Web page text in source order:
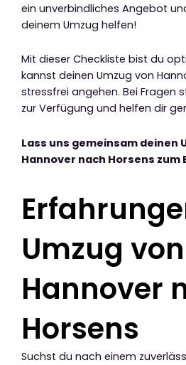
ein unverbindliches Angebot
deinem Umzug helfen!
Mit dieser Checkliste bist du
kannst deinen Umzug von
stressfrei angehen. Bei Fragen
zur Verfügung und helfen dir
Lass uns gemeinsam deinen
Hannover nach Horsens zum
Umzug von
Hannover
Horsens
Suchst du nach einem